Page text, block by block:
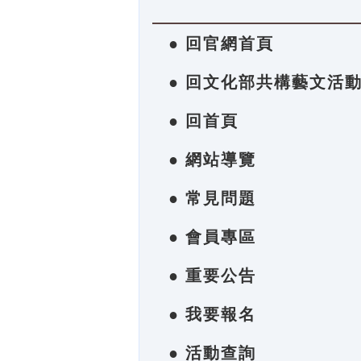
● 回官網首頁
● 回文化部共構藝文活
● 回首頁
● 網站導覽
● 常見問題
● 會員專區
● 重要公告
● 我要報名
● 活動查詢